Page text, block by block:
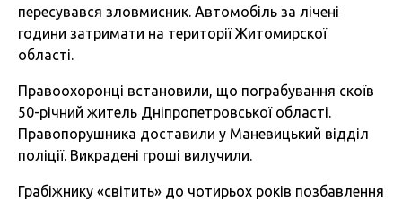
пересувався зловмисник. Автомобіль за лічені
години затримати на території Житомирскої
області.
Правоохоронці встановили, що пограбування скоїв
50-річний житель Дніпропетровської області.
Правопорушника доставили у Маневицький відділ
поліції. Викрадені гроші вилучили.
Грабіжнику «світить» до чотирьох років позбавлення